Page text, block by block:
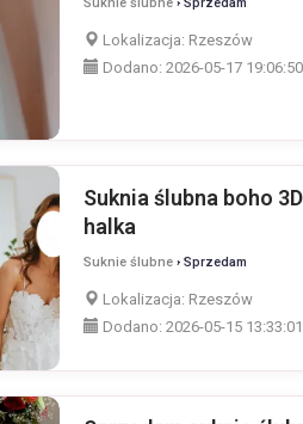
Lokalizacja: Rzeszów
Dodano: 2026-05-17 19:06:50
Suknia ślubna boho
halka
Suknie ślubne › Sprzedam
Lokalizacja: Rzeszów
Dodano: 2026-05-15 13:33:01